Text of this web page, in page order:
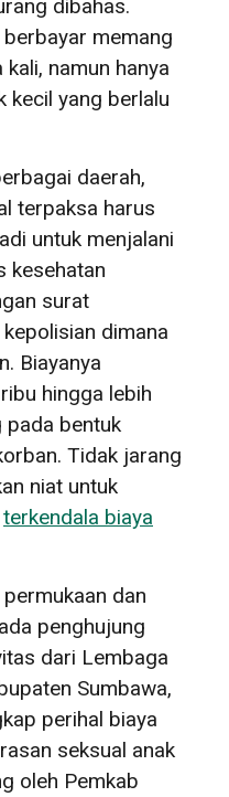
dibahas.
memang
kali, namun hanya
kecil yang berlalu
daerah,
terpaksa harus
untuk menjalani
kesehatan
surat
dimana
Biayanya
hingga lebih
pada bentuk
Tidak jarang
niat untuk
terkendala biaya
dan
penghujung
dari Lembaga
Sumbawa,
perihal biaya
seksual anak
oleh Pemkab